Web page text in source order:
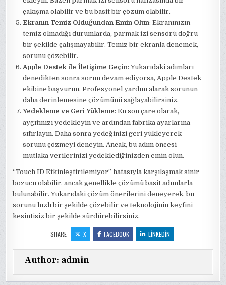
çakışma olabilir ve bu basit bir çözüm olabilir.
Ekranın Temiz Olduğundan Emin Olun: Ekranınızın
temiz olmadığı durumlarda, parmak izi sensörü doğru
bir şekilde çalışmayabilir. Temiz bir ekranla denemek,
sorunu çözebilir.
Apple Destek ile İletişime Geçin: Yukarıdaki adımları
denedikten sonra sorun devam ediyorsa, Apple Destek
ekibine başvurun. Profesyonel yardım alarak sorunun
daha derinlemesine çözümünü sağlayabilirsiniz.
Yedekleme ve Geri Yükleme: En son çare olarak,
aygıtınızı yedekleyin ve ardından fabrika ayarlarına
sıfırlayın. Daha sonra yedeğinizi geri yükleyerek
sorunu çözmeyi deneyin. Ancak, bu adım öncesi
mutlaka verilerinizi yedeklediğinizden emin olun.
“Touch ID Etkinleştirilemiyor” hatasıyla karşılaşmak sinir
bozucu olabilir, ancak genellikle çözümü basit adımlarla
bulunabilir. Yukarıdaki çözüm önerilerini deneyerek, bu
sorunu hızlı bir şekilde çözebilir ve teknolojinin keyfini
kesintisiz bir şekilde sürdürebilirsiniz.
SHARE: X FACEBOOK LINKEDIN
Author: admin